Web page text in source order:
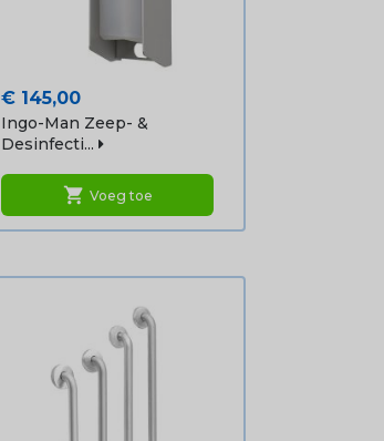
Prijs
€ 145,00
Ingo-Man Zeep- &
Desinfecti...
shopping_cart Voeg toe